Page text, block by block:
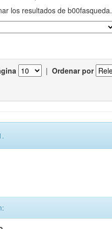
los resultados de b00fasqueda.
| Ordenar por